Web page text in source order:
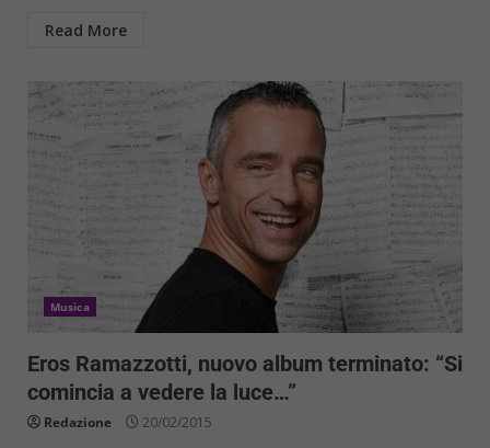
Read More
Musica
Eros Ramazzotti, nuovo album terminato: “Si
comincia a vedere la luce…”
Redazione 20/02/2015